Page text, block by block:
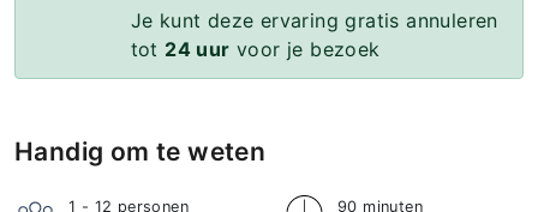
Je kunt deze ervaring gratis annuleren
tot 24 uur voor je bezoek
Handig om te weten
1 - 12 personen 90 minuten